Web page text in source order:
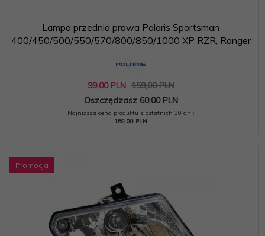
Lampa przednia prawa Polaris Sportsman
400/450/500/550/570/800/850/1000 XP RZR, Ranger
99,00 PLN 159,00 PLN
Oszczędzasz 60.00 PLN
Najniższa cena produktu z ostatnich 30 dni:
159.00 PLN
Promocja